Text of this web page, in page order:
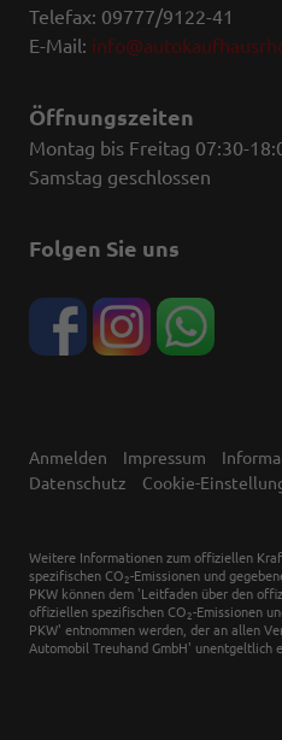
Telefax: 09777/9122-41
E-Mail:
Öffnungszeiten
Montag bis Freitag 07:30-
Samstag geschlossen
Folgen Sie uns
Anmelden Impressum
Datenschutz
Cookie-
Weitere Informationen zum offiziellen
spezifischen CO 2-Emissionen und
PKW können dem 'Leitfaden über den
offiziellen spezifischen CO 2-Emissionen
PKW' entnommen werden, der an allen
Automobil Treuhand GmbH' unentgeltlich